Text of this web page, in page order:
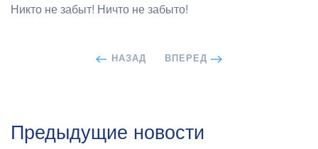
Никто не забыт! Ничто не забыто!
НАЗАД ВПЕРЕД
Предыдущие новости